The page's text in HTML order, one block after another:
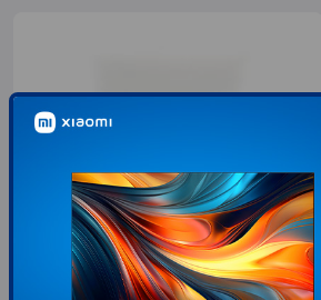
ANDRONI GIOCATTOLI Baštenski
alat,display